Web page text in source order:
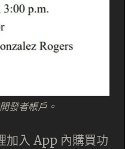
發者帳戶。
加入 App 內購買功